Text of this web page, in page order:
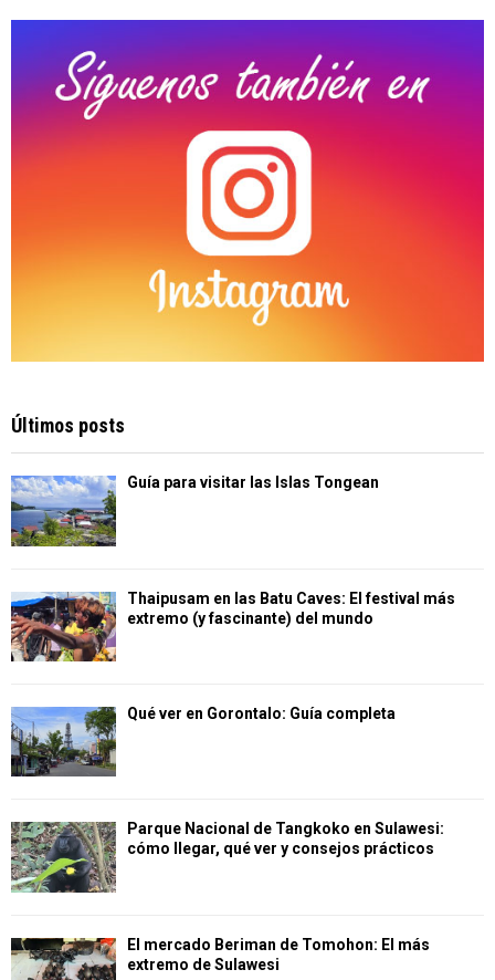
C
Últimos posts
Guía para visitar las Islas Tongean
Thaipusam en las Batu Caves: El festival más
extremo (y fascinante) del mundo
Qué ver en Gorontalo: Guía completa
Parque Nacional de Tangkoko en Sulawesi:
cómo llegar, qué ver y consejos prácticos
El mercado Beriman de Tomohon: El más
extremo de Sulawesi